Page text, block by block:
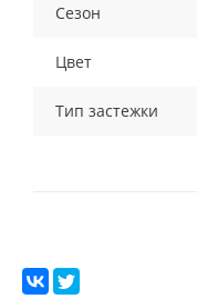
Сезон
Цвет
Тип застежки